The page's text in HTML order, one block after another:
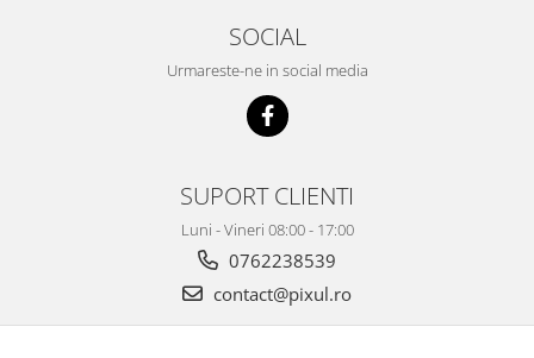
SOCIAL
Urmareste-ne in social media
SUPORT CLIENTI
Luni - Vineri 08:00 - 17:00
0762238539
contact@pixul.ro